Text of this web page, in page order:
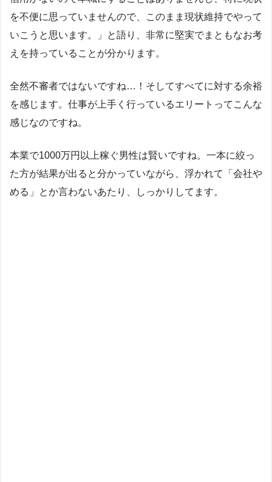
を不便に思っていませんので、このまま現状維持でやって
いこうと思います。」と語り、非常に堅実でまともなお考
えを持っていることが分かります。
全然不審者ではないですね…！そしてすべてに対する余裕
を感じます。仕事が上手く行っているエリートってこんな
感じなのですね。
本業で1000万円以上稼ぐ男性は賢いですね。一本に絞っ
た方が結果が出ると分かっていながら、浮かれて「会社や
める」とか言わないあたり、しっかりしてます。